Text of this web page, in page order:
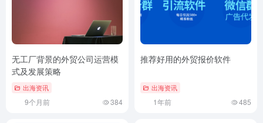
无工厂背景的外贸公司运营模
式及发展策略
出海资讯
9个月前 384
推荐好用的外贸报价软件
出海资讯
1年前 485